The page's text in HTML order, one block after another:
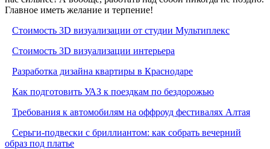
Главное иметь желание и терпение!
Стоимость 3D визуализации от студии Мультиплекс
Стоимость 3D визуализации интерьера
Разработка дизайна квартиры в Краснодаре
Как подготовить УАЗ к поездкам по бездорожью
Требования к автомобилям на оффроуд фестивалях Алтая
Серьги-подвески с бриллиантом: как собрать вечерний
образ под платье